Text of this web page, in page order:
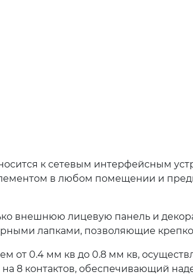
к сетевым интерфейсным
в любом помещении и
внешнюю лицевую панель и
лапками, позволяющие
от 0.4 мм кв до 0.8 мм кв,
8 контактов, обеспечивающий